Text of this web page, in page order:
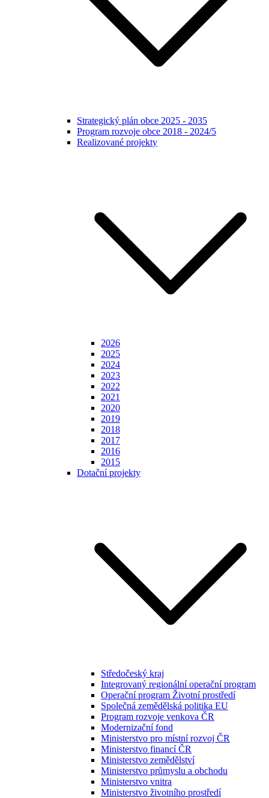
Strategický plán obce 2025 - 2035
Program rozvoje obce 2018 - 2024/5
Realizované projekty
2026
2025
2024
2023
2022
2021
2020
2019
2018
2017
2016
2015
Dotační projekty
Středočeský kraj
Integrovaný regionální operační program
Operační program Životní prostředí
Společná zemědělská politika EU
Program rozvoje venkova ČR
Modernizační fond
Ministerstvo pro místní rozvoj ČR
Ministerstvo financí ČR
Ministerstvo zemědělství
Ministerstvo průmyslu a obchodu
Ministerstvo vnitra
Ministerstvo životního prostředí